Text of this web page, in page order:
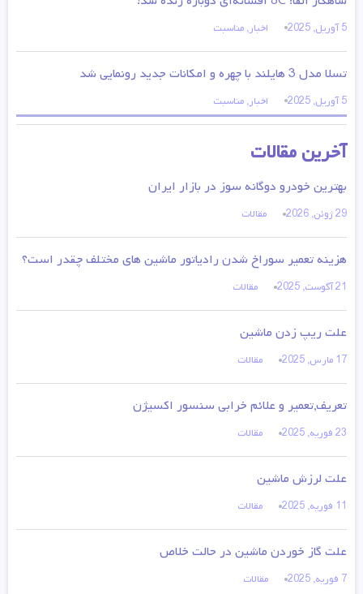
5 آوریل, 2025 اخبار, مناسبت
تسلا مدل 3 هایلند با چهره و امکانات جدید رونمایی شد
5 آوریل, 2025 اخبار, مناسبت
آخرین مقالات
بهترین خودرو دوگانه سوز در بازار ایران
29 ژوئن, 2026 مقالات
هزینه تعمیر سوراخ شدن رادیاتور ماشین های مختلف چقدر است؟
21 آگوست, 2025 مقالات
علت ریپ زدن ماشین
17 مارس, 2025 مقالات
تعریف,تعمیر و علائم خرابی سنسور اکسیژن
23 فوریه, 2025 مقالات
علت لرزش ماشین
11 فوریه, 2025 مقالات
علت گاز خوردن ماشین در حالت خلاص
7 فوریه, 2025 مقالات